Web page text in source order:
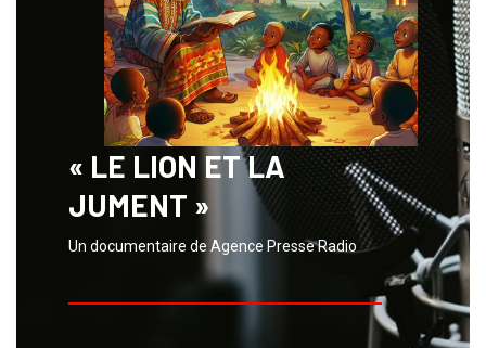
« LE LION ET LA
JUMENT »
Un documentaire de Agence Presse Radio